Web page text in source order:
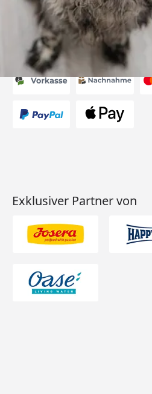
Akzeptierte Zahlungsarten
Exklusiver Partner von